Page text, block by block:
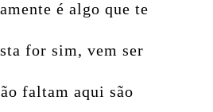
é algo que te
for sim, vem ser
faltam aqui são